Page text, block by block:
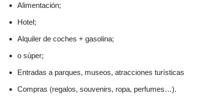
Alimentación;
Hotel;
Alquiler de coches + gasolina;
o súper;
Entradas a parques, museos, atracciones turísticas
Compras (regalos, souvenirs, ropa, perfumes…).